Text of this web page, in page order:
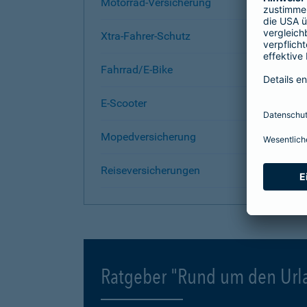
Xtra-Fahrer-Schutz
Fahrrad/E-Bike
E-Scooter
Mopedversicherung
Reiseversicherungen
Ratgeber "Rund um den